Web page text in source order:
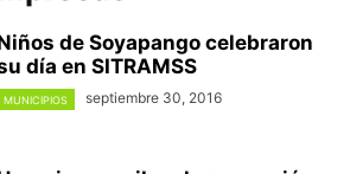
de Soyapango celebraron
día en SITRAMSS
MUNICIPIOS septiembre 30, 2016